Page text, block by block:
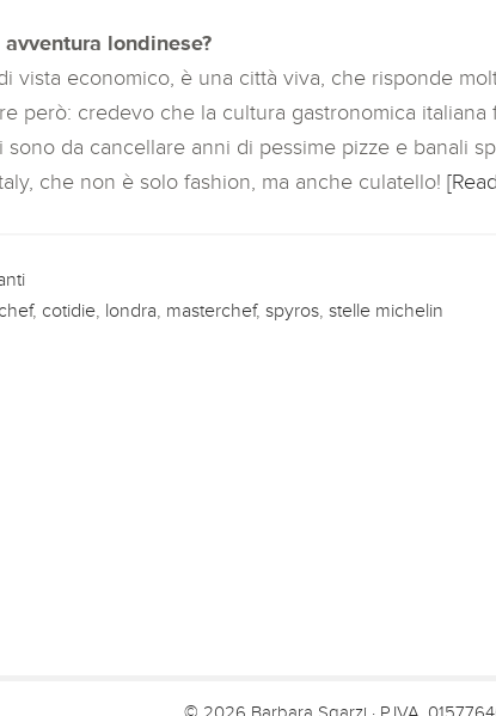
londinese?
vista economico, è una città viva, che risponde
però: credevo che la cultura gastronomica italiana
da cancellare anni di pessime pizze e banali
che non è solo fashion, ma anche culatello!
chef, cotidie londra masterchef, spyros stelle michelin